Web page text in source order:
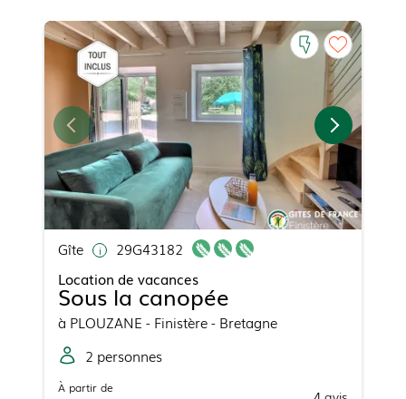
Gîte
29G43182
Location de vacances
Sous la canopée
à PLOUZANE - Finistère - Bretagne
2 personnes
À partir de